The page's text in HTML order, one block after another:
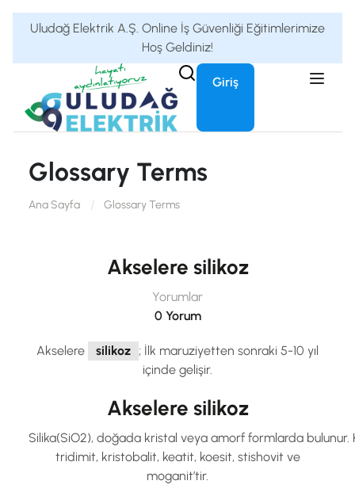
Uludağ Elektrik A.Ş. Online İş Güvenliği Eğitimlerimize
Hoş Geldiniz!
Giriş
Glossary Terms
Ana Sayfa Glossary Terms
Akselere silikoz
Yorumlar
0 Yorum
Akselere silikoz ; İlk maruziyetten sonraki 5-10 yıl
içinde gelişir.
Akselere silikoz
Silika(SiO2), doğada kristal veya amorf formlarda bulunur.
tridimit, kristobalit, keatit, koesit, stishovit ve
moganit’tir.